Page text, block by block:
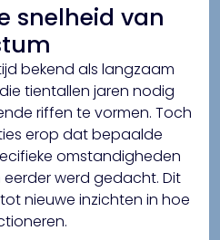
snelheid van
bekend als langzaam
tientallen jaren nodig
riffen te vormen. Toch
erop dat bepaalde
omstandigheden
werd gedacht. Dit
nieuwe inzichten in hoe